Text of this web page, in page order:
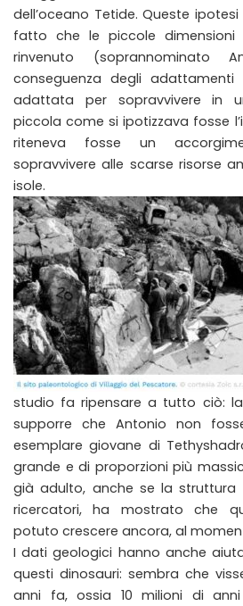
dell’oceano Tetide. Queste
fatto che le piccole dimensioni
rinvenuto (soprannominato
conseguenza degli
adattata per sopravvivere in
piccola come si ipotizzava fosse
riteneva fosse un
sopravvivere alle scarse risorse
isole.
studio fa ripensare a tutto ciò:
supporre che Antonio non
esemplare giovane di
grande e di proporzioni più
già adulto, anche se la struttura
ricercatori, ha mostrato che
potuto crescere ancora, al
I dati geologici hanno anche
questi dinosauri: sembra che
anni fa, ossia 10 milioni di